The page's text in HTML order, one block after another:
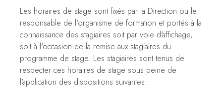
Les horaires de stage sont fixés par la Direction ou le
responsable de l'organisme de formation et portés à la
connaissance des stagiaires soit par voie d'affichage,
soit à l'occasion de la remise aux stagiaires du
programme de stage. Les stagiaires sont tenus de
respecter ces horaires de stage sous peine de
l'application des dispositions suivantes: